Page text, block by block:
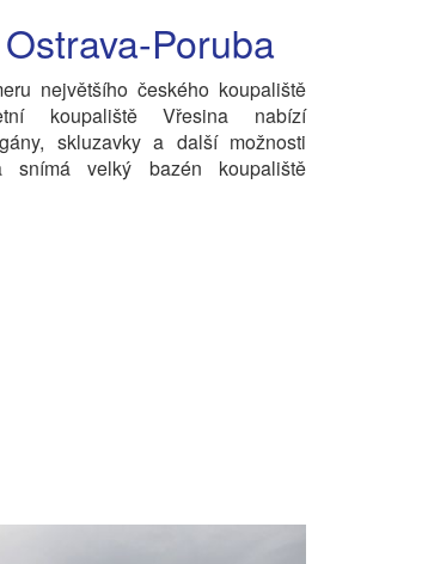
Poruba
největšího českého koupaliště
koupaliště Vřesina nabízí
skluzavky a další možnosti
snímá velký bazén koupaliště